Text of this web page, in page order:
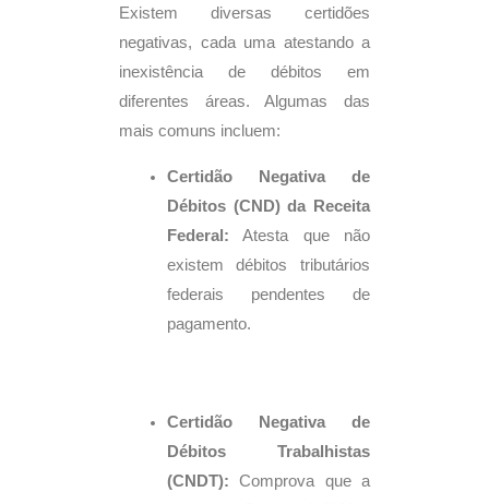
Existem diversas certidões
negativas, cada uma atestando a
inexistência de débitos em
diferentes áreas. Algumas das
mais comuns incluem:
Certidão Negativa de
Débitos (CND) da Receita
Federal: Atesta que não
existem débitos tributários
federais pendentes de
pagamento.
Certidão Negativa de
Débitos Trabalhistas
(CNDT):Comprova que a